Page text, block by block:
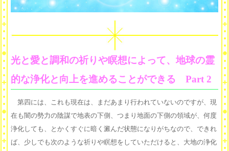
光と愛と調和の祈りや瞑想によって、地球の霊
的な浄化と向上を進めることができる Part 2
第四には、これも現在は、まだあまり行われていないのですが、現
在も闇の勢力の陰謀で地表の下側、つまり地面の下側の領域が、何度
浄化しても、とかくすぐに暗く澱んだ状態になりがちなので、できれ
ば、少しでも次のような祈りや瞑想をしていただけると、大地の浄化